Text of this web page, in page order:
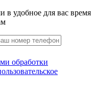
в удобное для вас время
обработки